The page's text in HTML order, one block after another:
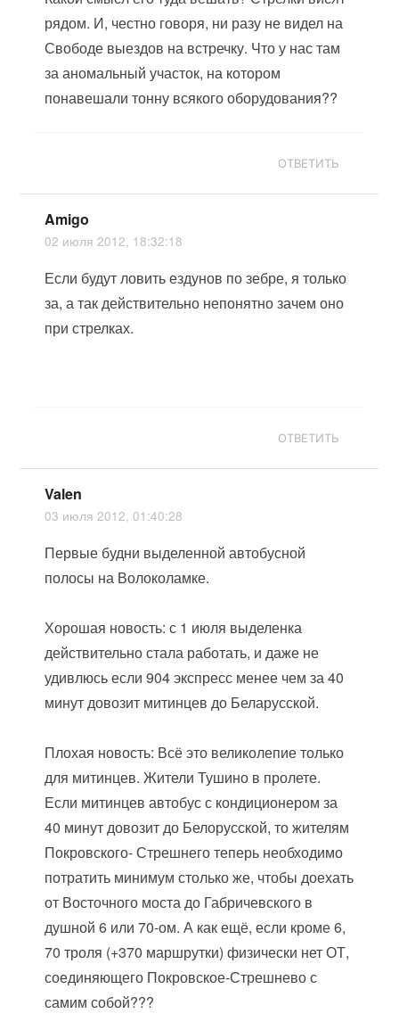
рядом. И, честно говоря, ни разу не видел на
Свободе выездов на встречку. Что у нас там
за аномальный участок, на котором
понавешали тонну всякого оборудования??
ОТВЕТИТЬ
Amigo
02 июля 2012, 18:32:18
Если будут ловить ездунов по зебре, я только
за, а так действительно непонятно зачем оно
при стрелках.
ОТВЕТИТЬ
Valen
03 июля 2012, 01:40:28
Первые будни выделенной автобусной
полосы на Волоколамке.
Хорошая новость: с 1 июля выделенка
действительно стала работать, и даже не
удивлюсь если 904 экспресс менее чем за 40
минут довозит митинцев до Беларусской.
Плохая новость: Всё это великолепие только
для митинцев. Жители Тушино в пролете.
Если митинцев автобус с кондиционером за
40 минут довозит до Белорусской, то жителям
Покровского- Стрешнего теперь необходимо
потратить минимум столько же, чтобы доехать
от Восточного моста до Габричевского в
душной 6 или 70-ом. А как ещё, если кроме 6,
70 троля (+370 маршрутки) физически нет ОТ,
соединяющего Покровское-Стрешнево с
самим собой???